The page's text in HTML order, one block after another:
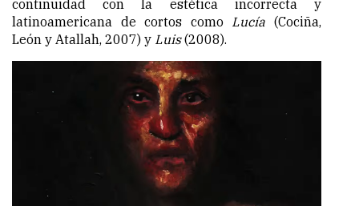
continuidad con la estética incorrecta y
latinoamericana de cortos como Lucía(Cociña,
León y Atallah, 2007) y Luis(2008).